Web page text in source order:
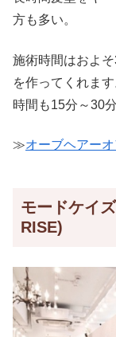
方も多い。
施術時間はおよ
を作ってくれま
時間も15分～30
≫オーブヘアー
モードケイ
RISE)